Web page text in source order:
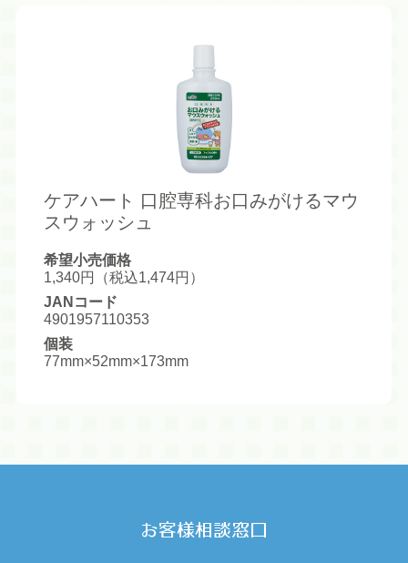
ケアハート 口腔専科お口みがけるマウ
スウォッシュ
希望小売価格
1,340円（税込1,474円）
JANコード
4901957110353
個装
77mm×52mm×173mm
お客様相談窓口